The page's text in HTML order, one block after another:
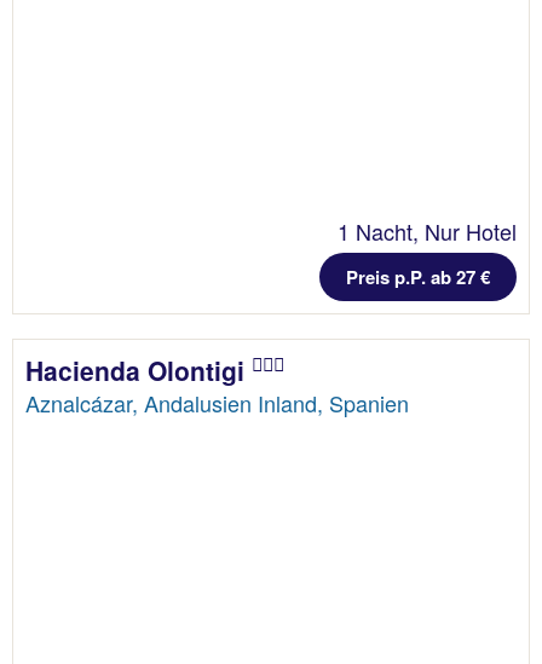
1 Nacht, Nur Hotel
Preis p.P. ab 27 €
Hacienda Olontigi
Aznalcázar, Andalusien Inland, Spanien